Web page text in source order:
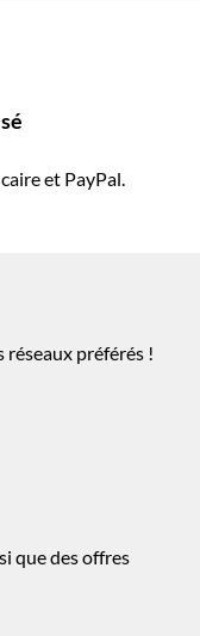
et PayPal.
préférés !
que des offres